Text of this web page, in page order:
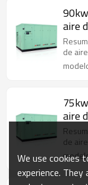
aire
de
aire
de
We use cookies
experience.